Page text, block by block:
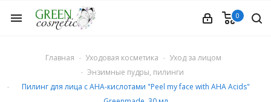
menu 0
Главная Уходовая косметика
Уход за лицом
Энзимные пудры, пилинги
Пилинг для лица с AHA-кислотами "Peel my face with AHA Acids"